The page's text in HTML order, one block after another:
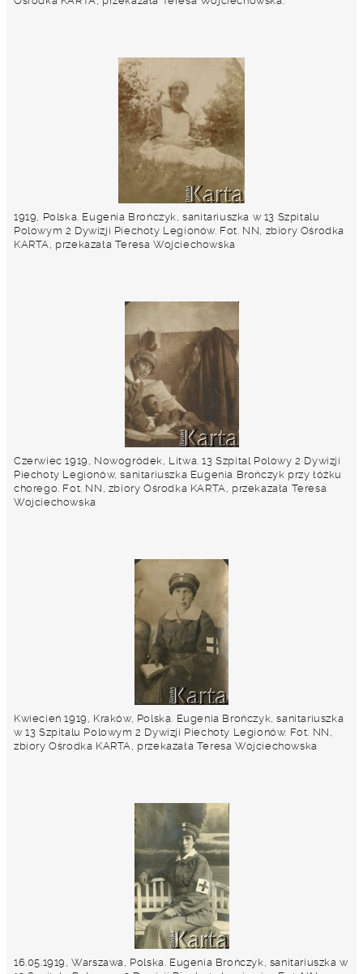
1919, Polska. Eugenia Brończyk, sanitariuszka w 13 Szpitalu
Polowym 2 Dywizji Piechoty Legionów. Fot. NN, zbiory Ośrodka
KARTA, przekazała Teresa Wojciechowska
Czerwiec 1919, Nowogródek, Litwa. 13 Szpital Polowy 2 Dywizji
Piechoty Legionów, sanitariuszka Eugenia Brończyk przy łóżku
chorego. Fot. NN, zbiory Ośrodka KARTA, przekazała Teresa
Wojciechowska
Kwiecień 1919, Kraków, Polska. Eugenia Brończyk, sanitariuszka
w 13 Szpitalu Polowym 2 Dywizji Piechoty Legionów. Fot. NN,
zbiory Ośrodka KARTA, przekazała Teresa Wojciechowska
16.05.1919, Warszawa, Polska. Eugenia Brończyk, sanitariuszka w